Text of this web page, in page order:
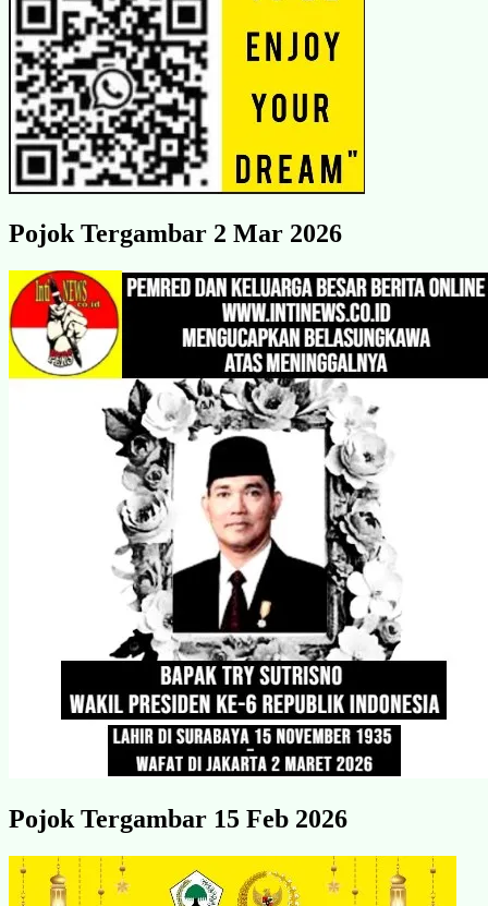
Pojok Tergambar 2 Mar 2026
Pojok Tergambar 15 Feb 2026